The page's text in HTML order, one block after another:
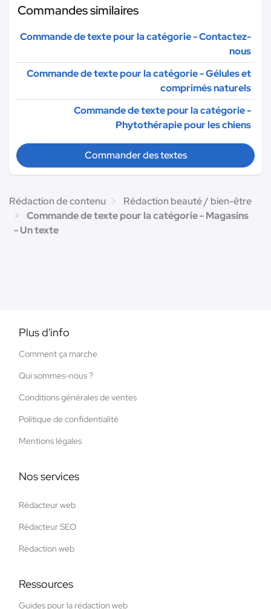
Commandes similaires
Commande de texte pour la catégorie - Contactez-
nous
Commande de texte pour la catégorie - Gélules et
comprimés naturels
Commande de texte pour la catégorie -
Phytothérapie pour les chiens
Commander des textes
Rédaction de contenu
Rédaction beauté / bien-être
Commande de texte pour la catégorie - Magasins
- Un texte
Plus d'info
Comment ça marche
Qui sommes-nous ?
Conditions générales de ventes
Politique de confidentialité
Mentions légales
Nos services
Rédacteur web
Rédacteur SEO
Rédaction web
Ressources
Guides pour la rédaction web